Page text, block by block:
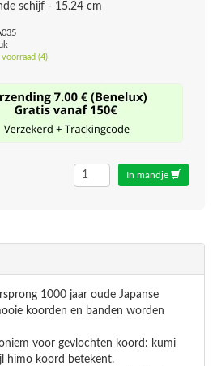
schijf - 15.24 cm
(4)
In mandje
1000 jaar oude Japanse
koorden en banden worden
voor gevlochten koord: kumi
himo koord betekent.